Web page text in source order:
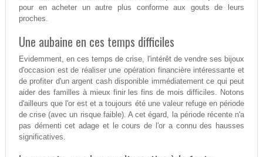
pour en acheter un autre plus conforme aux gouts de leurs
proches.
Une aubaine en ces temps difficiles
Evidemment, en ces temps de crise, l'intérêt de vendre ses bijoux
d'occasion est de réaliser une opération financière intéressante et
de profiter d'un argent cash disponible immédiatement ce qui peut
aider des familles à mieux finir les fins de mois difficiles. Notons
d'ailleurs que l'or est et a toujours été une valeur refuge en période
de crise (avec un risque faible). A cet égard, la période récente n'a
pas démenti cet adage et le cours de l'or a connu des hausses
significatives.